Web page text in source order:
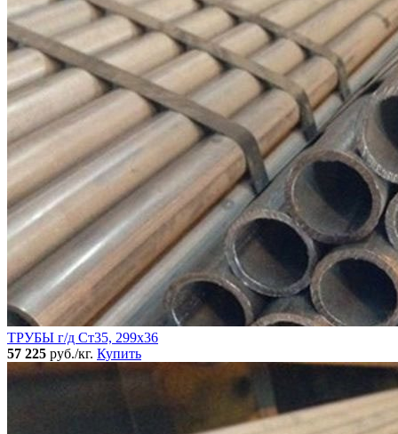
ТРУБЫ г/д Ст35, 299х36
57 225 руб./кг. Купить